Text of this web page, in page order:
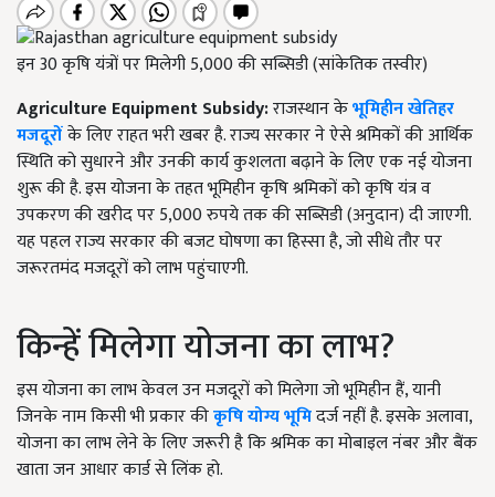
इन 30 कृषि यंत्रों पर मिलेगी 5,000 की सब्सिडी (सांकेतिक तस्वीर)
Agriculture Equipment Subsidy:राजस्थान केभूमिहीन खेतिहर
मजदूरोंके लिए राहत भरी खबर है. राज्य सरकार ने ऐसे श्रमिकों की आर्थिक
स्थिति को सुधारने और उनकी कार्य कुशलता बढ़ाने के लिए एक नई योजना
शुरू की है. इस योजना के तहत भूमिहीन कृषि श्रमिकों को कृषि यंत्र व
उपकरण की खरीद पर 5,000 रुपये तक की सब्सिडी (अनुदान) दी जाएगी.
यह पहल राज्य सरकार की बजट घोषणा का हिस्सा है, जो सीधे तौर पर
जरूरतमंद मजदूरों को लाभ पहुंचाएगी.
किन्हें मिलेगा योजना का लाभ?
इस योजना का लाभ केवल उन मजदूरों को मिलेगा जो भूमिहीन हैं, यानी
जिनके नाम किसी भी प्रकार कीकृषि योग्य भूमिदर्ज नहीं है. इसके अलावा,
योजना का लाभ लेने के लिए जरूरी है कि श्रमिक का मोबाइल नंबर और बैंक
खाता जन आधार कार्ड से लिंक हो.